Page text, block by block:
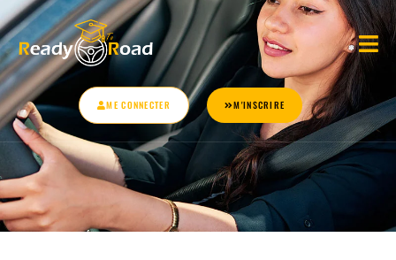
ME CONNECTER M'INSCRIRE